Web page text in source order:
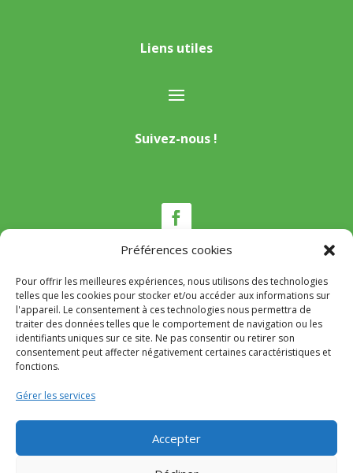
Préférences cookies
Pour offrir les meilleures expériences, nous utilisons des technologies
telles que les cookies pour stocker et/ou accéder aux informations sur
l'appareil. Le consentement à ces technologies nous permettra de
traiter des données telles que le comportement de navigation ou les
identifiants uniques sur ce site. Ne pas consentir ou retirer son
consentement peut affecter négativement certaines caractéristiques et
fonctions.
Gérer les services
Accepter
Liens utiles
Suivez-nous !
Nous contacter
Tél : 04 95 22 80 53
Mail: mairie@appietto.corsica
Adresse :164 strada Lt Toussaint Gozzi 20167
© 2024 Mairie d’Appietto – RéalisationSITEC –
–Politique de confidentialité